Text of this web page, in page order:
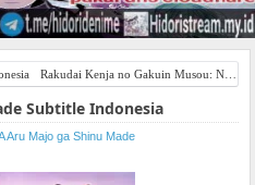
Rakudai Kenja no Gakuin Musou: Nidome no Tensei, S-Rank Cheat Majutsushi Boukenroku Subtitle Indonesia
Subtitle Indonesia
Aru Majo ga Shinu Made